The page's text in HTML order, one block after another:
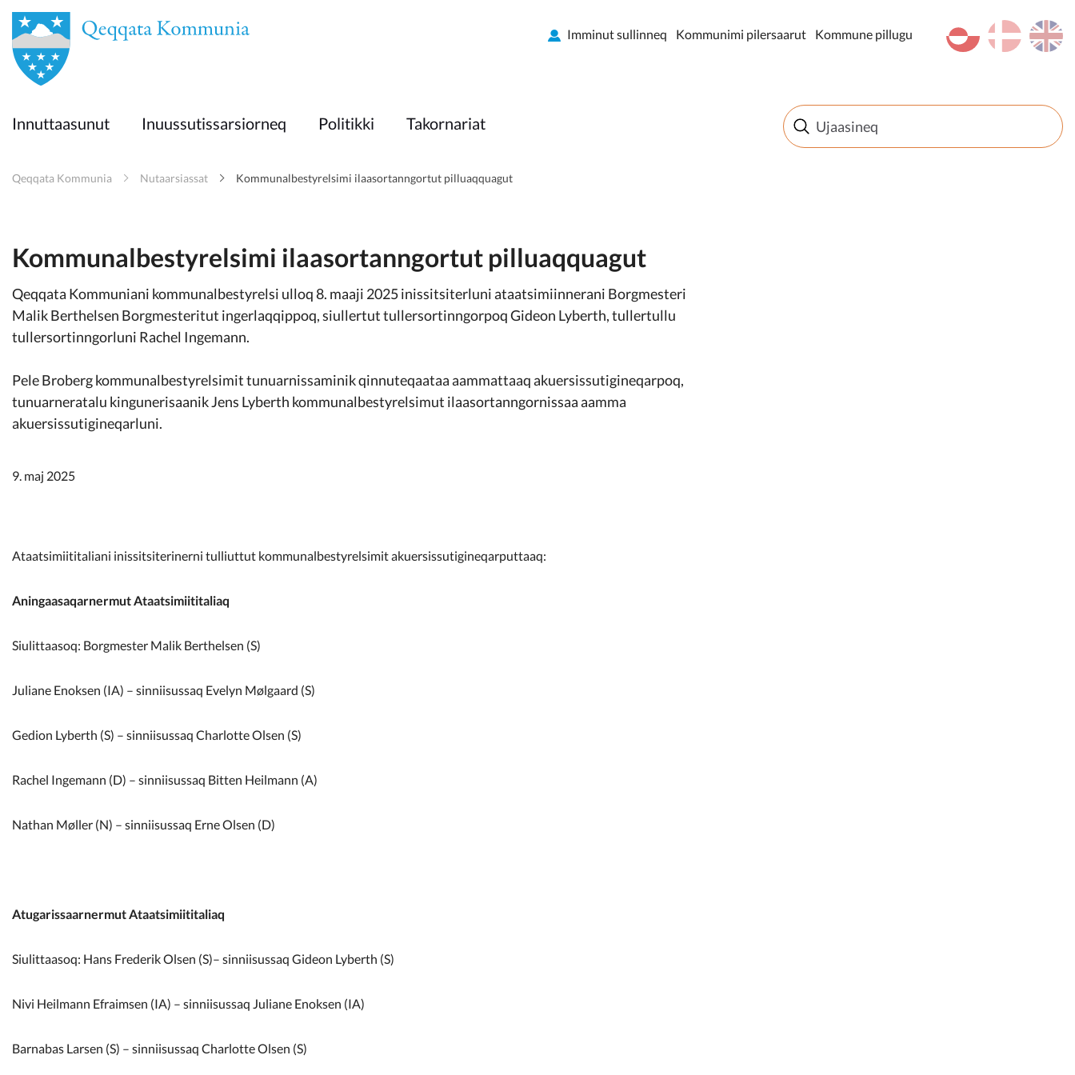
en
Innuttaasunut
Politikki
Imminut sullinneq
Kommune pillugu
en
da
kl-GL
Imminut sullinneq Kommunimi pilersaarut Kommune pillugu
Innuttaasunut Inuussutissarsiorneq Politikki Takornariat
Qeqqata Kommunia Nutaarsiassat Kommunalbestyrelsimi ilaasortanngortut pilluaqquagut
Kommunalbestyrelsimi ilaasortanngortut pilluaqquagut
Qeqqata Kommuniani kommunalbestyrelsi ulloq 8. maaji 2025 inissitsiterluni ataatsimiinnerani Borgmesteri
Malik Berthelsen Borgmesteritut ingerlaqqippoq, siullertut tullersortinngorpoq Gideon Lyberth, tullertullu
tullersortinngorluni Rachel Ingemann.
Pele Broberg kommunalbestyrelsimit tunuarnissaminik qinnuteqaataa aammattaaq akuersissutigineqarpoq,
tunuarneratalu kingunerisaanik Jens Lyberth kommunalbestyrelsimut ilaasortanngornissaa aamma
akuersissutigineqarluni.
9. maj 2025
Ataatsimiititaliani inissitsiterinerni tulliuttut kommunalbestyrelsimit akuersissutigineqarputtaaq:
Aningaasaqarnermut Ataatsimiititaliaq
Siulittaasoq: Borgmester Malik Berthelsen (S)
Juliane Enoksen (IA) – sinniisussaq Evelyn Mølgaard (S)
Gedion Lyberth (S) – sinniisussaq Charlotte Olsen (S)
Rachel Ingemann (D) – sinniisussaq Bitten Heilmann (A)
Nathan Møller (N) – sinniisussaq Erne Olsen (D)
Atugarissaarnermut Ataatsimiititaliaq
Siulittaasoq: Hans Frederik Olsen (S)– sinniisussaq Gideon Lyberth (S)
Nivi Heilmann Efraimsen (IA) – sinniisussaq Juliane Enoksen (IA)
Barnabas Larsen (S) – sinniisussaq Charlotte Olsen (S)